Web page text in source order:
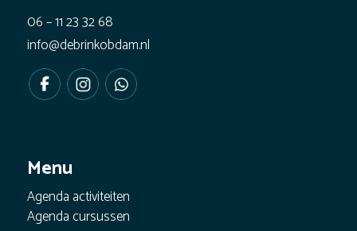
06 – 11 23 32 68
info@debrinkobdam.nl
Menu
Agenda activiteiten
Agenda cursussen